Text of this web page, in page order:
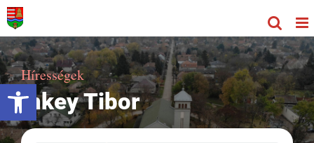
Eszköztár megnyitása
Kihagyás
Hírességek
Inkey Tibor